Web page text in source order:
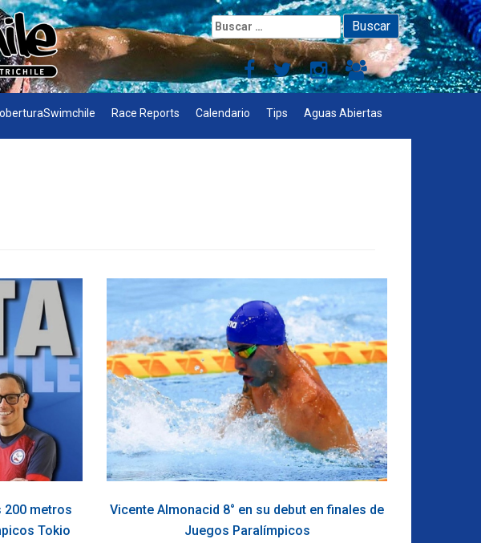
Buscar:
Race Reports Calendario Tips Aguas Abiertas
200 metros
Tokio
Vicente Almonacid 8° en su debut en finales de
Juegos Paralímpicos